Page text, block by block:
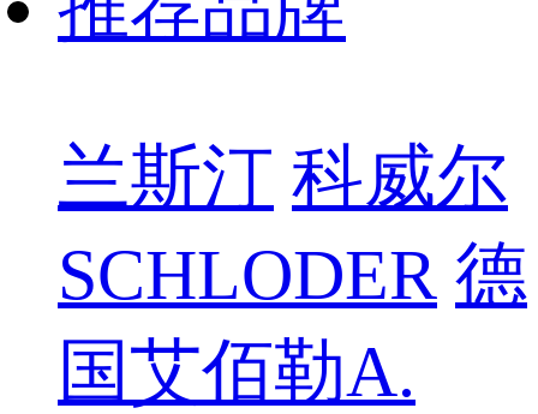
兰斯汀 科威尔
SCHLODER 德
国艾佰勒A.